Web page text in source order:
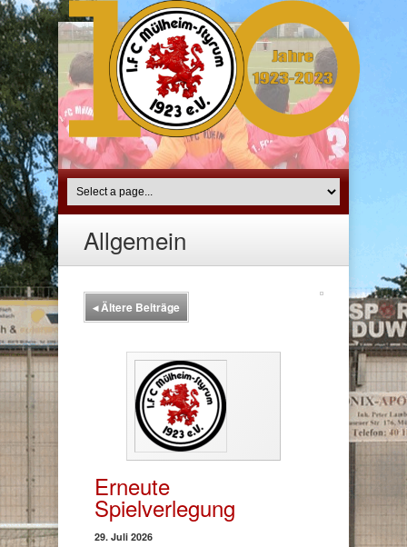
Allgemein
◂Ältere Beiträge
Erneute
Spielverlegung
29. Juli 2026